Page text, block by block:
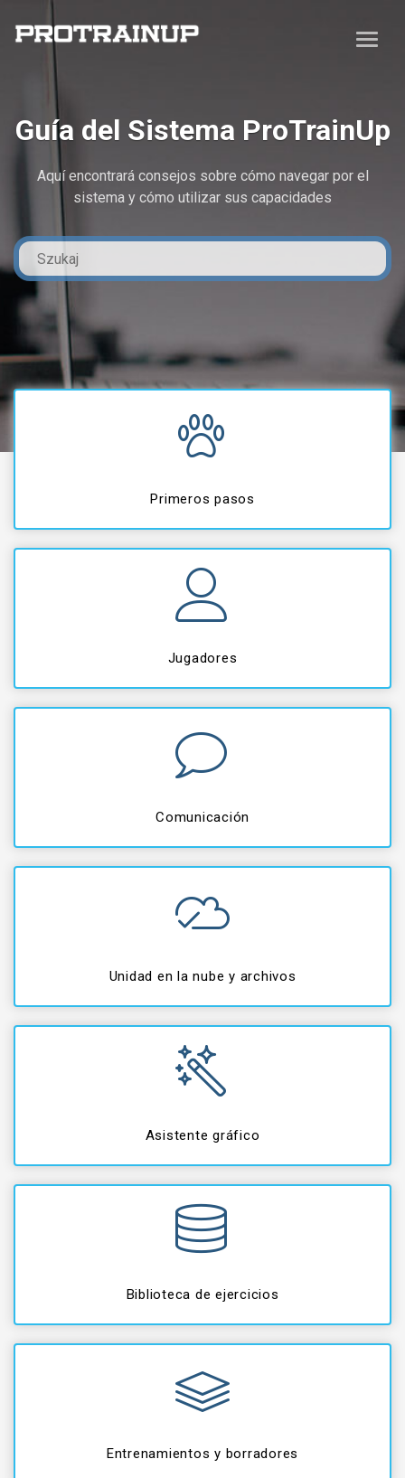
Guía del Sistema ProTrainUp
Aquí encontrará consejos sobre cómo navegar por el
sistema y cómo utilizar sus capacidades
Primeros pasos
Jugadores
Comunicación
Unidad en la nube y archivos
Asistente gráfico
Biblioteca de ejercicios
Entrenamientos y borradores